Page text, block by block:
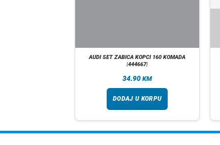
AUDI SET ZABICA KOPCI 160 KOMADA
|444667|
34.90 KM
DODAJ U KORPU